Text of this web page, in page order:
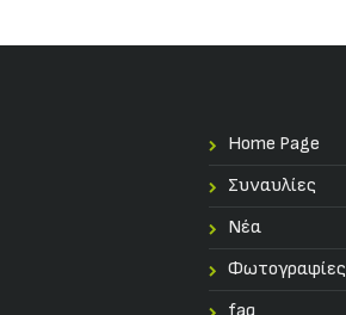
Home Page
Συναυλίες
Nέα
Φωτογραφίες